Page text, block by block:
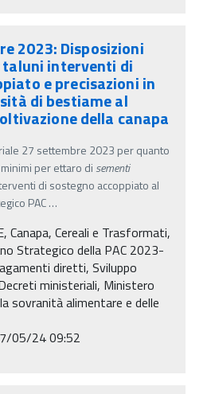
2023: Disposizioni
interventi di
e precisazioni in
di bestiame al
della canapa
27 settembre 2023 per quanto
per ettaro di sementi
di sostegno accoppiato al
PAC…
Canapa, Cereali e Trasformati,
Strategico della PAC 2023-
diretti, Sviluppo
ministeriali, Ministero
sovranità alimentare e delle
05/24 09:52